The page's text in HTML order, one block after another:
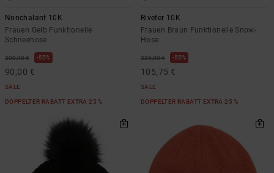
Nonchalant 10K
Frauen Gelb Funktionelle
Schneehose
200,00 € 55%
90,00 €
SALE
DOPPELTER RABATT EXTRA 25 %
Riveter 10K
Frauen Braun Funktionelle Snow-
Hose
235,00 € 55%
105,75 €
SALE
DOPPELTER RABATT EXTRA 25 %